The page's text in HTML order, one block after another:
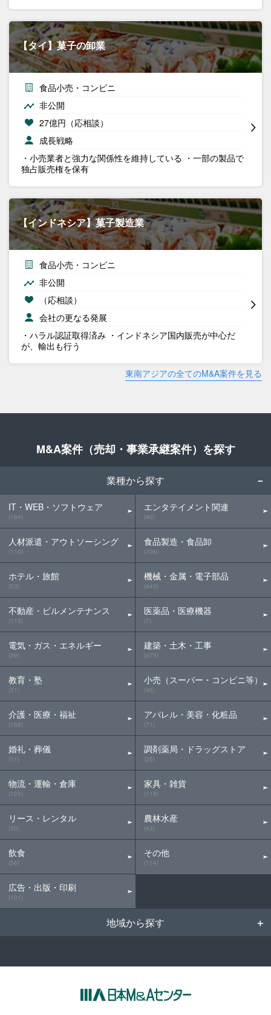
【タイ】菓子の卸業
食品小売・コンビニ
非公開
27億円（応相談）
成長戦略
・小売業者と強力な関係性を維持している ・一部の製品で
独占販売権を保有
【インドネシア】菓子製造業
食品小売・コンビニ
非公開
（応相談）
会社の更なる発展
・ハラル認証取得済み ・インドネシア国内販売が中心だ
が、輸出も行う
東南アジアの全てのM&A案件を見る
M&A案件（売却・事業承継案件）を探す
業種から探す
IT・WEB・ソフトウェア
(184)
人材派遣・アウトソーシング
(110)
ホテル・旅館
(53)
不動産・ビルメンテナンス
(115)
電気・ガス・エネルギー
(39)
教育・塾
(31)
介護・医療・福祉
(168)
婚礼・葬儀
(11)
物流・運輸・倉庫
(125)
リース・レンタル
(30)
飲食
(56)
広告・出版・印刷
(101)
エンタテイメント関連
(40)
食品製造・食品卸
(106)
機械・金属・電子部品
(440)
医薬品・医療機器
(7)
建築・土木・工事
(475)
小売（スーパー・コンビニ等）
(46)
アパレル・美容・化粧品
(71)
調剤薬局・ドラッグストア
(25)
家具・雑貨
(119)
農林水産
(43)
その他
(114)
地域から探す